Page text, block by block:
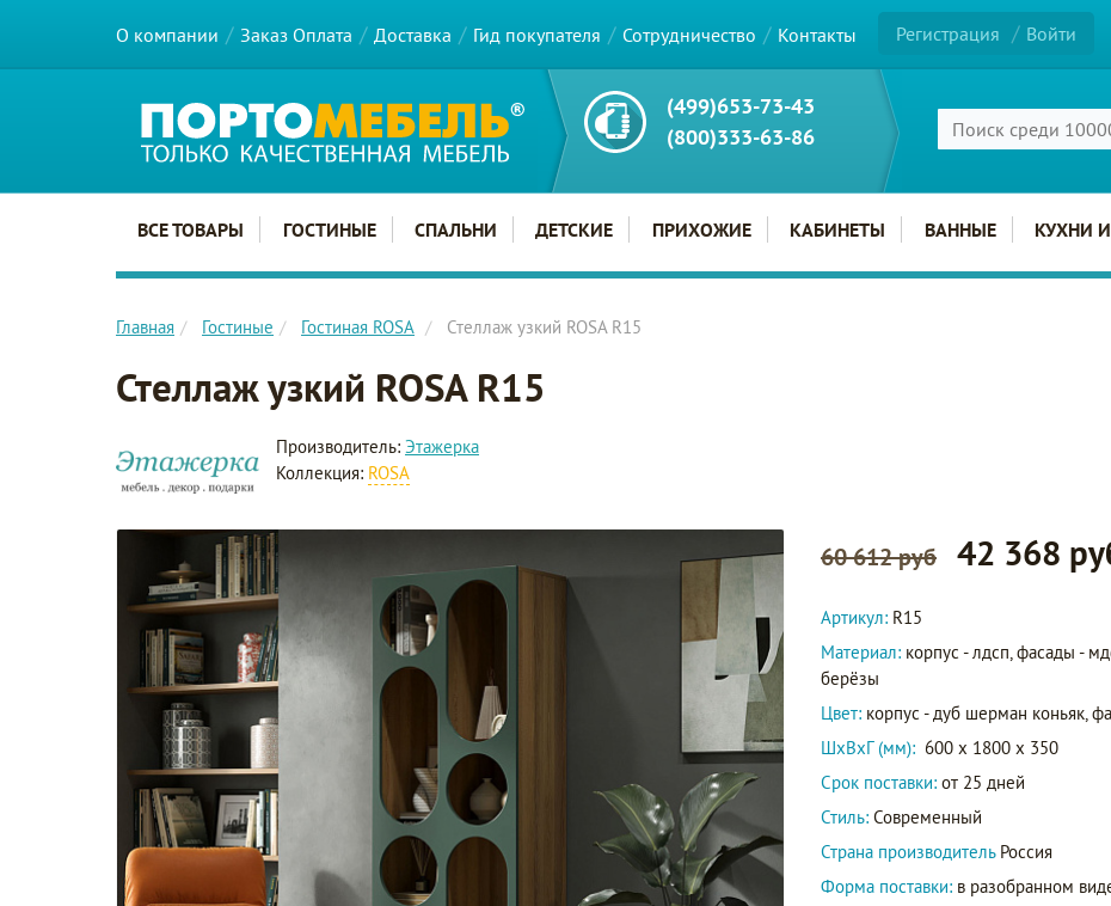
О компании Заказ Оплата Доставка Гид покупателя Сотрудничество Контакты Регистрация Войти
(499)653-73-43
(800)333-63-86
Главное меню сайта
ВСЕ ТОВАРЫ ГОСТИНЫЕ СПАЛЬНИ ДЕТСКИЕ ПРИХОЖИЕ КАБИНЕТЫ ВАННЫЕ КУХНИ
Главная Гостиные Гостиная ROSA Стеллаж узкий ROSA R15
Стеллаж узкий ROSA R15
Производитель: Этажерка
Коллекция: ROSA
60 612 руб 42 368
Артикул: R15
Материал: корпус - лдсп, фасады -
берёзы
Цвет: корпус - дуб шерман коньяк,
ШxВxГ (мм): 600 x 1800 x 350
Срок поставки: от 25 дней
Стиль: Современный
Страна производитель Россия
Форма поставки: в разобранном